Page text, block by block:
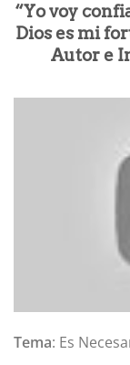
“Yo voy
Dios es mi
Autor e
Tema: Es